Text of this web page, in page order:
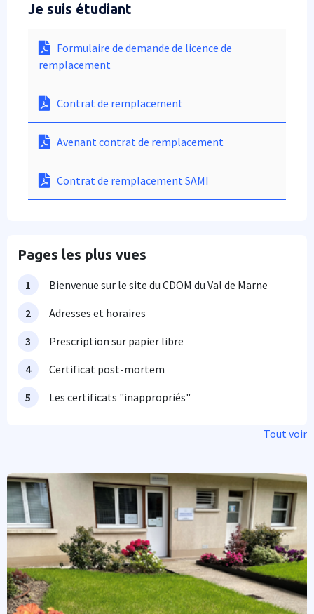
Je suis étudiant
Formulaire de demande de licence de
remplacement
Contrat de remplacement
Avenant contrat de remplacement
Contrat de remplacement SAMI
Pages les plus vues
Bienvenue sur le site du CDOM du Val de Marne
Adresses et horaires
Prescription sur papier libre
Certificat post-mortem
Les certificats "inappropriés"
Tout voir